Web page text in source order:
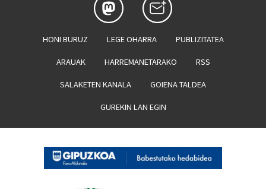
HONI BURUZ LEGE OHARRA PUBLIZITATEA
ARAUAK HARREMANETARAKO RSS
SALAKETEN KANALA GOIENA TALDEA
GUREKIN LAN EGIN